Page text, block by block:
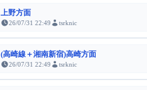
上野方面
26/07/31 22:49 tsrknic
(高崎線＋湘南新宿)高崎方面
26/07/31 22:49 tsrknic